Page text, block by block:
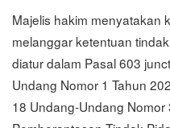
Majelis hakim menyatakan
melanggar ketentuan
diatur dalam Pasal 603
Undang Nomor 1 Tahun
18 Undang-Undang